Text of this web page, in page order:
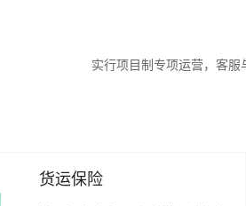
实行项目制专项运营，客
货运保险